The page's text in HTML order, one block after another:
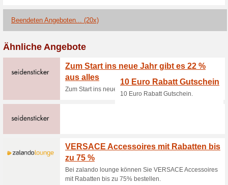
Aktuelle Angebote
DeinDesign
100% funktioniert
Du bekommst diesen
ca. 5 Minuten teilnimmst.